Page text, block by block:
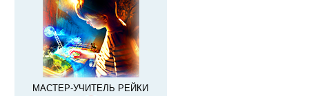
МАСТЕР-УЧИТЕЛЬ РЕЙКИ